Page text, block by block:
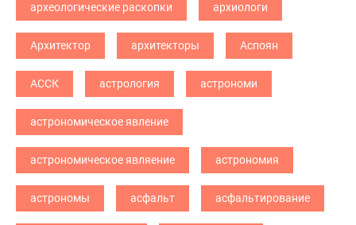
археологические раскопки архиологи
Архитектор архитекторы Аспоян
АССК астрология астрономи
астрономическое явление
астрономическое являение астрономия
астрономы асфальт асфальтирование